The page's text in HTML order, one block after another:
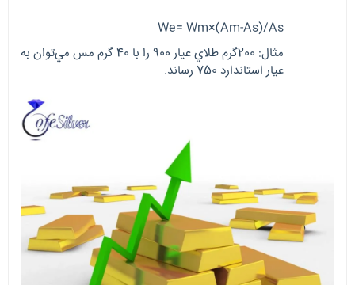
We= Wm×(Am-As)/As
مثال: 200گرم طلاي عيار 900 را با 40 گرم مس مي‌توان به
عيار استاندارد 750 رساند.